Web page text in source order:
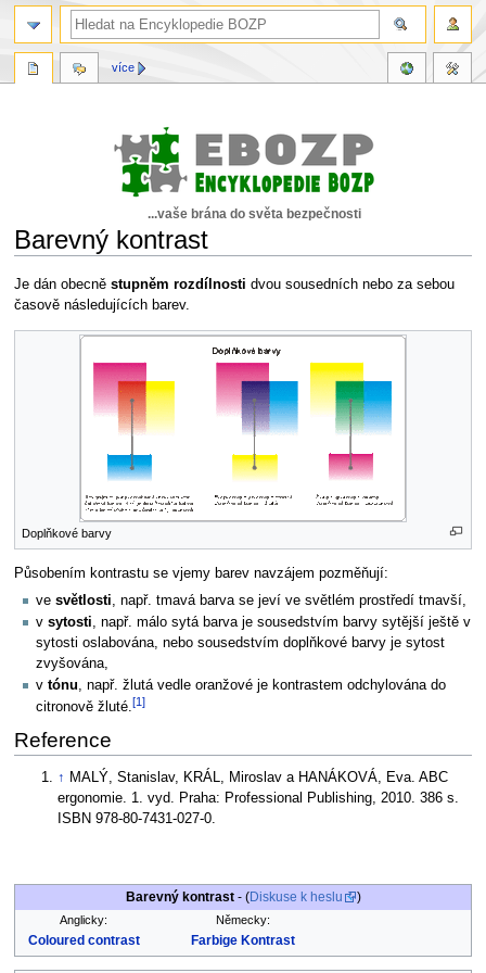
...vaše brána do světa bezpečnosti
Barevný kontrast
Skočit
na
Skočit
na
Je dán obecně stupněm rozdílnosti dvou sousedních nebo za sebou
časově následujících barev.
Doplňkové barvy
Působením kontrastu se vjemy barev navzájem pozměňují:
ve světlosti, např. tmavá barva se jeví ve světlém prostředí tmavší,
v sytosti, např. málo sytá barva je sousedstvím barvy sytější ještě v
sytosti oslabována, nebo sousedstvím doplňkové barvy je sytost
zvyšována,
v tónu, např. žlutá vedle oranžové je kontrastem odchylována do
citronově žluté.[1]
Reference
↑ MALÝ, Stanislav, KRÁL, Miroslav a HANÁKOVÁ, Eva. ABC
ergonomie. 1. vyd. Praha: Professional Publishing, 2010. 386 s.
ISBN 978-80-7431-027-0.
Barevný kontrast- (Diskuse k heslu )
Anglicky: Německy:
Coloured contrast Farbige Kontrast
více